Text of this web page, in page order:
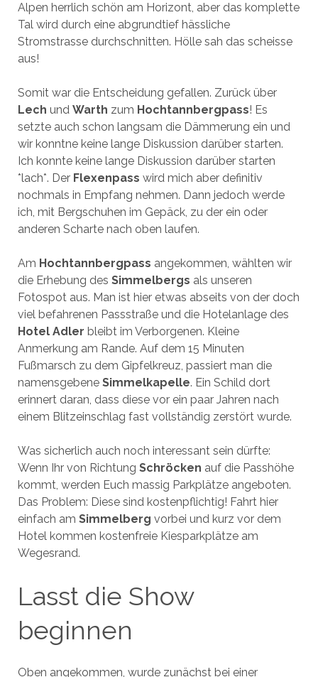
Alpen herrlich schön am Horizont, aber das komplette
Tal wird durch eine abgrundtief hässliche
Stromstrasse durchschnitten. Hölle sah das scheisse
aus!
Somit war die Entscheidung gefallen. Zurück über
Lech und Warth zum Hochtannbergpass! Es
setzte auch schon langsam die Dämmerung ein und
wir konntne keine lange Diskussion darüber starten.
Ich konnte keine lange Diskussion darüber starten
*lach*. Der Flexenpass wird mich aber definitiv
nochmals in Empfang nehmen. Dann jedoch werde
ich, mit Bergschuhen im Gepäck, zu der ein oder
anderen Scharte nach oben laufen.
Am Hochtannbergpass angekommen, wählten wir
die Erhebung des Simmelbergs als unseren
Fotospot aus. Man ist hier etwas abseits von der doch
viel befahrenen Passstraße und die Hotelanlage des
Hotel Adler bleibt im Verborgenen. Kleine
Anmerkung am Rande. Auf dem 15 Minuten
Fußmarsch zu dem Gipfelkreuz, passiert man die
namensgebene Simmelkapelle. Ein Schild dort
erinnert daran, dass diese vor ein paar Jahren nach
einem Blitzeinschlag fast vollständig zerstört wurde.
Was sicherlich auch noch interessant sein dürfte:
Wenn Ihr von Richtung Schröcken auf die Passhöhe
kommt, werden Euch massig Parkplätze angeboten.
Das Problem: Diese sind kostenpflichtig! Fahrt hier
einfach am Simmelberg vorbei und kurz vor dem
Hotel kommen kostenfreie Kiesparkplätze am
Wegesrand.
Lasst die Show
beginnen
Oben angekommen, wurde zunächst bei einer